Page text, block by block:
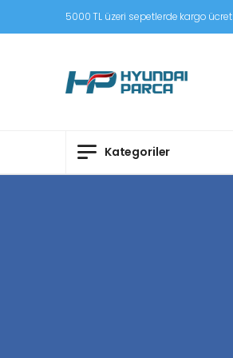
5000 TL üzeri sepetlerde kargo
Kategoriler